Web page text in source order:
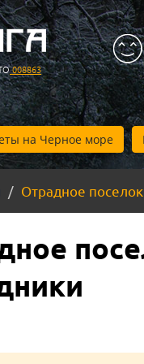
008863
на Черное море
Отрадное